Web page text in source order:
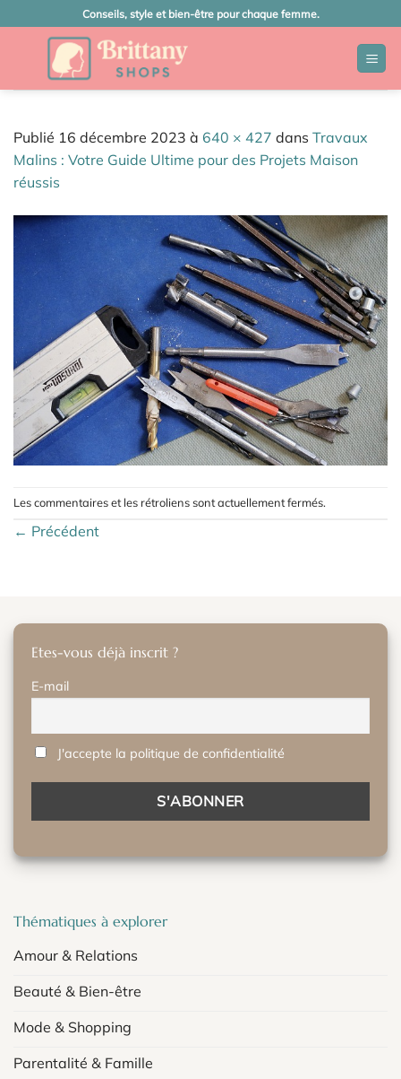
au
Conseils, style et bien-être pour chaque femme.
Publié 16 décembre 2023 à 640 × 427 dans Travaux
Malins : Votre Guide Ultime pour des Projets Maison
réussis
Les commentaires et les rétroliens sont actuellement fermés.
← Précédent
Etes-vous déjà inscrit ?
E-mail
J'accepte la politique de confidentialité
Thématiques à explorer
Amour & Relations
Beauté & Bien-être
Mode & Shopping
Parentalité & Famille